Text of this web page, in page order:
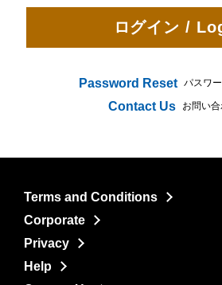
Password Reset パスワ
Contact Us お問い
Terms and Conditions
Corporate
Privacy
Help